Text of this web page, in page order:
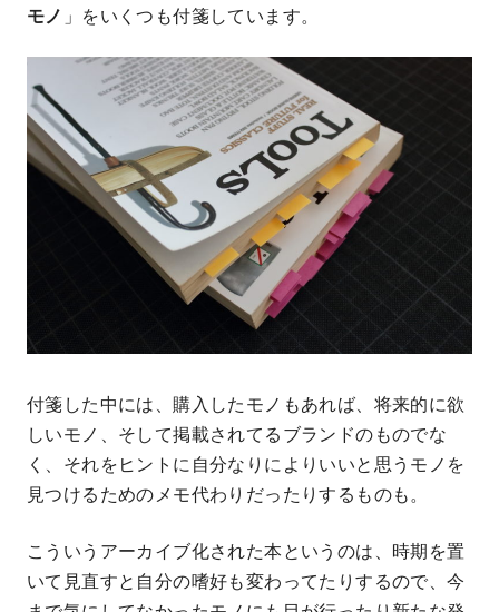
モノ 」をいくつも付箋しています。
付箋した中には、購入したモノもあれば、将来的に欲
しいモノ、そして掲載されてるブランドのものでな
く、それをヒントに自分なりによりいいと思うモノを
見つけるためのメモ代わりだったりするものも。
こういうアーカイブ化された本というのは、時期を置
いて見直すと自分の嗜好も変わってたりするので、今